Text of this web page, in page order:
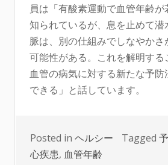
員は「有酸素運動で血管年齢
知られているが、息を止めて潜
脈は、別の仕組みでしなやかさ
可能性がある。これを解明す
血管の病気に対する新たな予
できる」と話しています。
Posted in ヘルシー Tagged
心疾患, 血管年齢